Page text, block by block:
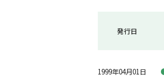
発行日
1999年04月01日